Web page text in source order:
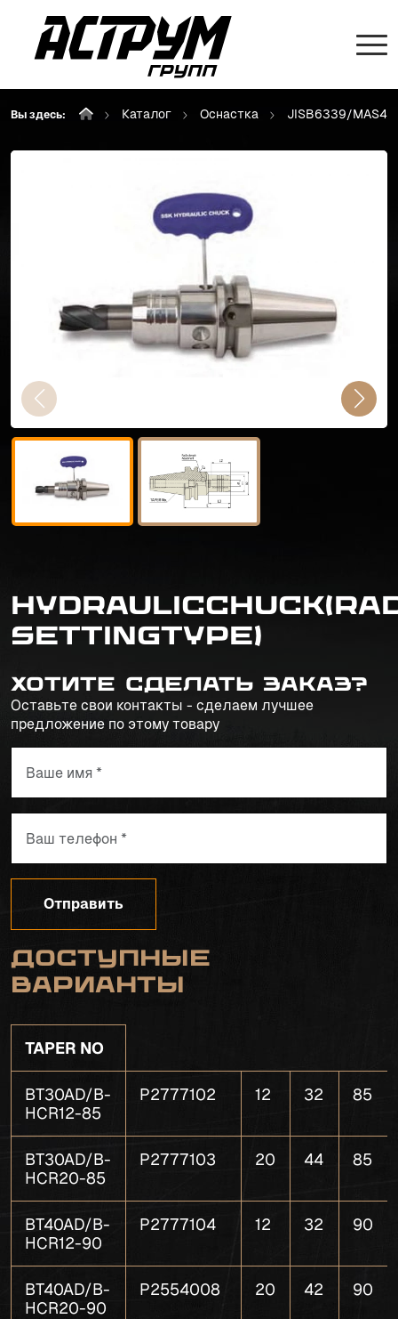
Вы здесь: Каталог Оснастка JISB6339/
SETTINGTYPE)
Хотите сделать заказ?
Оставьте свои контакты - сделаем лучшее
предложение по этому товару
Отправить
Доступные
варианты
TAPER NO
BT30AD/B-
HCR12-85
P2777102 12 32 85
BT30AD/B-
HCR20-85
P2777103 20 44 85
BT40AD/B-
HCR12-90
P2777104 12 32 90
BT40AD/B-
HCR20-90
P2554008 20 42 90